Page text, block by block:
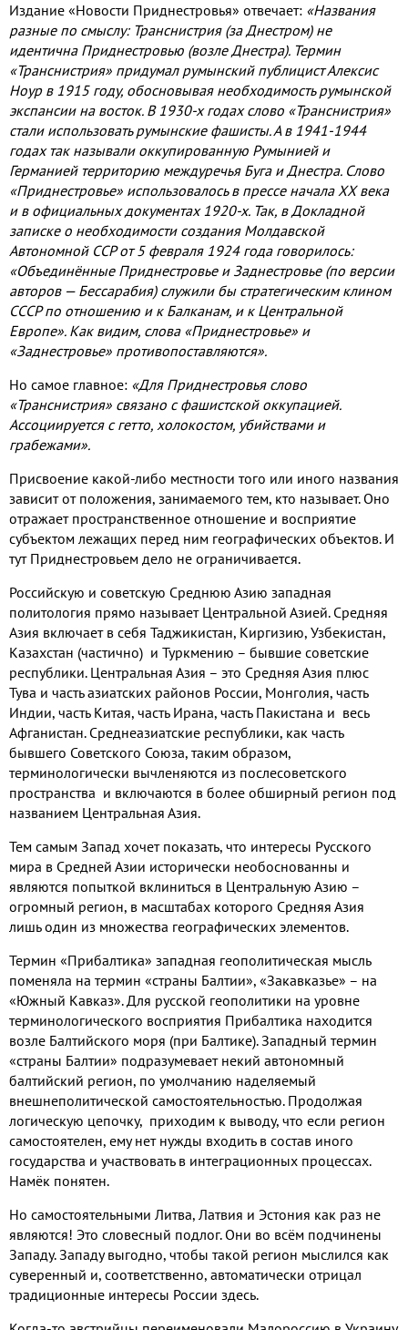
Издание «Новости Приднестровья» отвечает: «Названия
разные по смыслу: Транснистрия (за Днестром) не
идентична Приднестровью (возле Днестра). Термин
«Транснистрия» придумал румынский публицист Алексис
Ноур в 1915 году, обосновывая необходимость румынской
экспансии на восток. В1930-х годах слово «Транснистрия»
стали использовать румынские фашисты.А в 1941-1944
годах так называли оккупированную Румынией и
Германией территорию междуречья Буга и Днестра. Слово
«Приднестровье» использовалось в прессе началаXXвека
и в официальных документах1920-х. Так, в Докладной
записке о необходимости создания Молдавской
Автономной ССР от5 февраля 1924 года говорилось:
«Объединённые Приднестровье и Заднестровье (по версии
авторов — Бессарабия) служили бы стратегическим клином
СССР по отношению и к Балканам, и к Центральной
Европе». Как видим, слова «Приднестровье» и
«Заднестровье» противопоставляются».
Но самое главное: «Для Приднестровья слово
«Транснистрия» связано с фашистской оккупацией.
Ассоциируется с гетто, холокостом, убийствами и
грабежами».
Присвоение какой-либо местности того или иного названия
зависит от положения, занимаемого тем, кто называет.Оно
отражает пространственное отношение и восприятие
субъектом лежащих перед ним географических объектов. И
тут Приднестровьем дело не ограничивается.
Российскую и советскую Среднюю Азию западная
политология прямо называет Центральной Азией. Средняя
Азия включает в себя Таджикистан, Киргизию, Узбекистан,
Казахстан (частично) и Туркмению – бывшие советские
республики. Центральная Азия – это Средняя Азия плюс
Тува и часть азиатских районов России, Монголия, часть
Индии, часть Китая, часть Ирана, часть Пакистана и весь
Афганистан. Среднеазиатские республики, как часть
бывшего Советского Союза, таким образом,
терминологически вычленяются из послесоветского
пространства и включаются в более обширный регион под
названием Центральная Азия.
Тем самым Запад хочет показать, что интересы Русского
мира в Средней Азии исторически необоснованны и
являются попыткой вклиниться в Центральную Азию –
огромный регион, в масштабах которого Средняя Азия
лишь один из множества географических элементов.
Термин «Прибалтика» западная геополитическая мысль
поменяла на термин «страны Балтии», «Закавказье» – на
«Южный Кавказ».Для русской геополитики на уровне
терминологического восприятия Прибалтика находится
возле Балтийского моря (при Балтике).Западный термин
«страны Балтии» подразумевает некий автономный
балтийский регион, по умолчанию наделяемый
внешнеполитической самостоятельностью. Продолжая
логическую цепочку, приходим к выводу, что если регион
самостоятелен, ему нет нужды входить в состав иного
государства и участвовать в интеграционных процессах.
Намёк понятен.
Но самостоятельными Литва, Латвия и Эстония как раз не
являются! Это словесный подлог.Они во всём подчинены
Западу.Западу выгодно, чтобы такой регион мыслился как
суверенный и, соответственно, автоматически отрицал
традиционные интересы России здесь.